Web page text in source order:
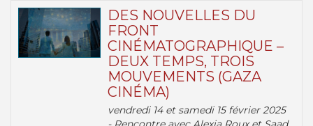
DES NOUVELLES DU
FRONT
CINÉMATOGRAPHIQUE –
DEUX TEMPS, TROIS
MOUVEMENTS (GAZA
CINÉMA)
vendredi 14 et samedi 15 février 2025